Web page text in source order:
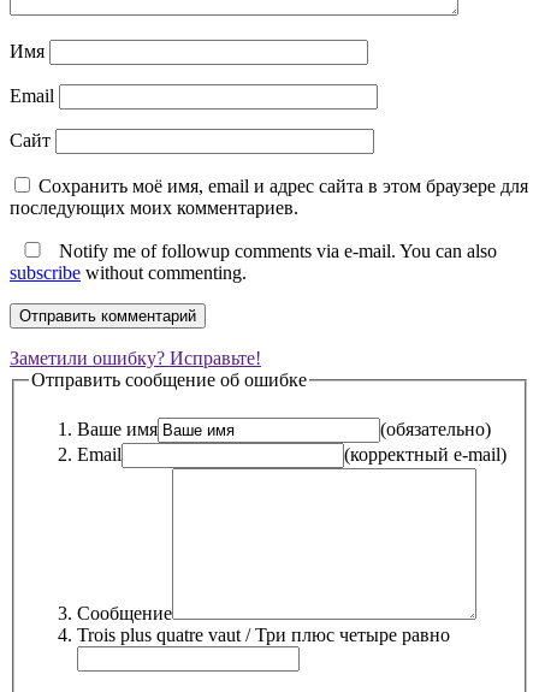
Имя
Email
Сайт
Сохранить моё имя, email и адрес сайта в этом браузере для
последующих моих комментариев.
Notify me of followup comments via e-mail. You can also
subscribe without commenting.
Заметили ошибку? Исправьте!
Отправить сообщение об ошибке
Ваше имя
(обязательно)
Email
(корректный e-mail)
Сообщение
Trois plus quatre vaut / Три плюс четыре равно